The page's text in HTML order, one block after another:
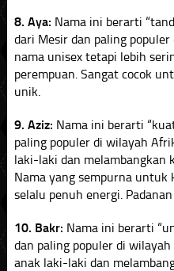
8. Aya: Nama ini berarti
dari Mesir dan paling
nama unisex tetapi lebih
perempuan. Sangat cocok
unik.
9. Aziz: Nama ini berarti
paling populer di wilayah
laki-laki dan melambangkan
Nama yang sempurna untuk
selalu penuh energi.
10. Bakr: Nama ini berarti
dan paling populer di
anak laki-laki dan